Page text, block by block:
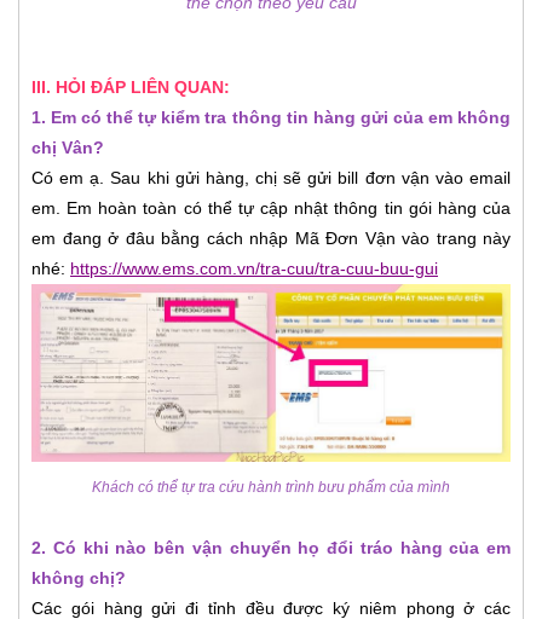
III. HỎI ĐÁP LIÊN QUAN:
1. Em có thể tự kiểm tra thông tin hàng gửi của em không
chị Vân?
Có em ạ. Sau khi gửi hàng, chị sẽ gửi bill đơn vận vào email
em. Em hoàn toàn có thể tự cập nhật thông tin gói hàng của
em đang ở đâu bằng cách nhập Mã Đơn Vận vào trang này
nhé: https://www.ems.com.vn/tra-cuu/tra-cuu-buu-gui
Khách có thể tự tra cứu hành trình bưu phẩm của mình
2. Có khi nào bên vận chuyển họ đổi tráo hàng của em
không chị?
Các gói hàng gửi đi tỉnh đều được ký niêm phong ở các